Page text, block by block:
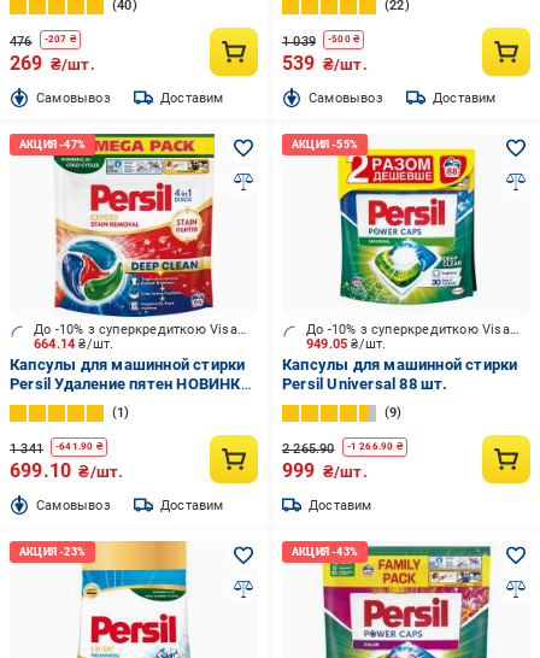
40
476 -207 ₴
269 ₴/шт.
Cамовывоз Доставим
22
1 039 -500₴
539 ₴/шт.
Cамовывоз Доставим
664.14₴/шт.
До -10% з суперкредиткою Visa Вигода
Капсулы для машинной стирки
Persil Удаление пятен НОВИНКА!
54 шт.
1
1 341 -641.90 ₴
699.10 ₴/шт.
Cамовывоз Доставим
949.05₴/шт.
До -10% з суперкредиткою Visa Вигода
Капсулы для машинной стирки
Persil Universal 88 шт.
9
2 265.90 -1 266.90 ₴
999 ₴/шт.
Доставим